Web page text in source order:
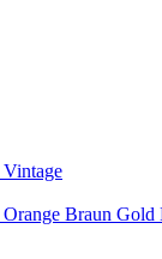
Vintage
Orange Braun Gold